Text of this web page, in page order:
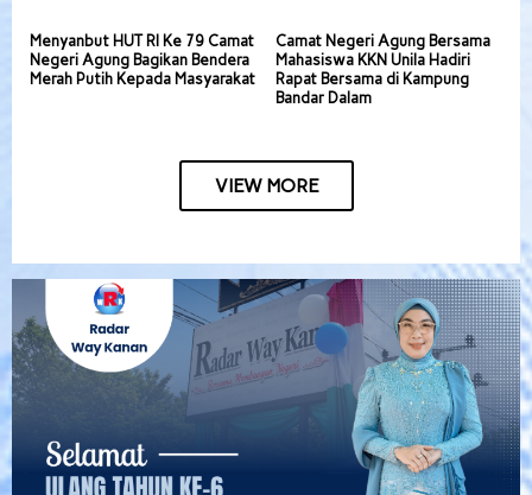
Menyanbut HUT RI Ke 79 Camat
Negeri Agung Bagikan Bendera
Merah Putih Kepada Masyarakat
Camat Negeri Agung Bersama
Mahasiswa KKN Unila Hadiri
Rapat Bersama di Kampung
Bandar Dalam
VIEW MORE